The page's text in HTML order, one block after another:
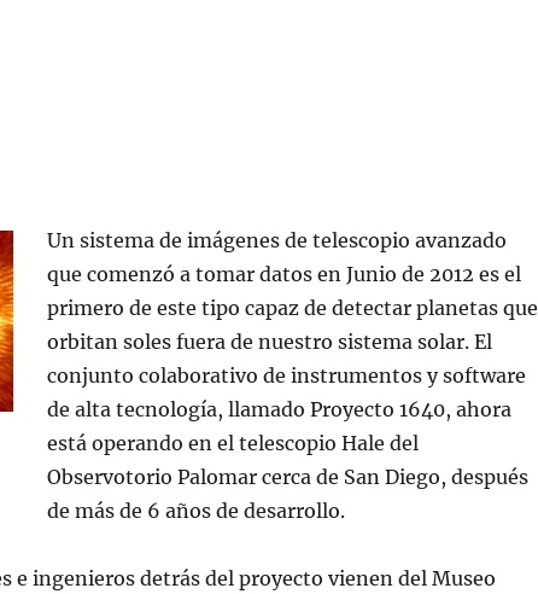
Un sistema de imágenes de telescopio avanzado
que comenzó a tomar datos en Junio de 2012 es el
primero de este tipo capaz de detectar planetas que
orbitan soles fuera de nuestro sistema solar. El
conjunto colaborativo de instrumentos y software
de alta tecnología, llamado Proyecto 1640, ahora
está operando en el telescopio Hale del
Observotorio Palomar cerca de San Diego, después
de más de 6 años de desarrollo.
e ingenieros detrás del proyecto vienen del Museo